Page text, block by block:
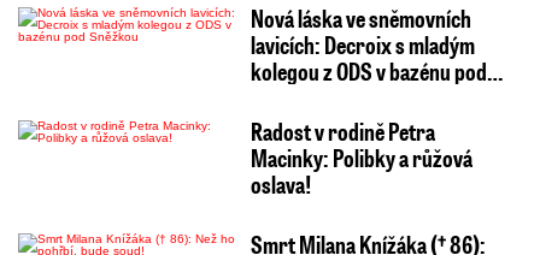
Nová láska ve sněmovních
lavicích: Decroix s mladým
kolegou z ODS v bazénu pod…
Radost v rodině Petra
Macinky: Polibky a růžová
oslava!
Smrt Milana Knížáka († 86):